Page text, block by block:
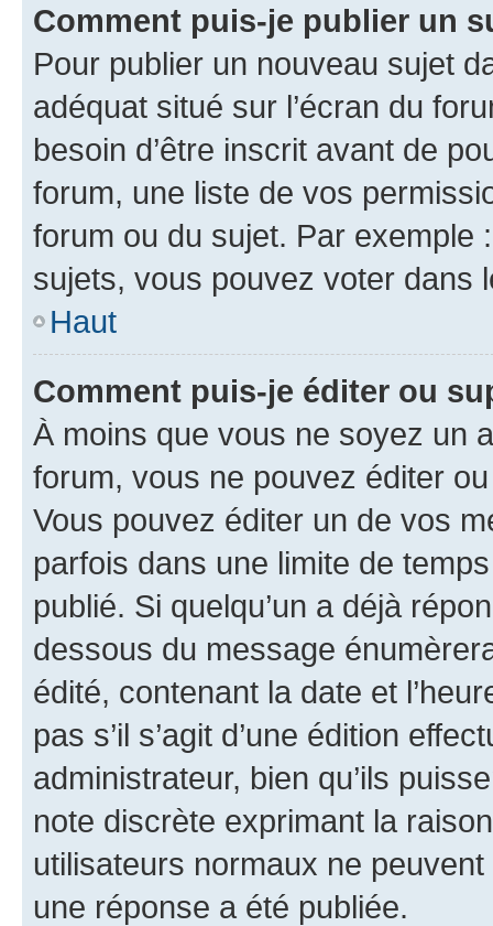
Comment puis-je publier un
Pour publier un nouveau sujet
adéquat situé sur l’écran du
besoin d’être inscrit avant de
forum, une liste de vos
forum ou du sujet. Par exemple
sujets, vous pouvez voter dans
Haut
Comment puis-je éditer ou
À moins que vous ne soyez un
forum, vous ne pouvez éditer
Vous pouvez éditer un de vos
parfois dans une limite de
publié. Si quelqu’un a déjà
dessous du message
édité, contenant la date et
pas s’il s’agit d’une édition
administrateur, bien qu’ils
note discrète exprimant la
utilisateurs normaux ne
une réponse a été publiée.